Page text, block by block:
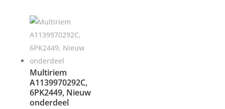
Multiriem
A1139970292C,
6PK2449, Nieuw
onderdeel